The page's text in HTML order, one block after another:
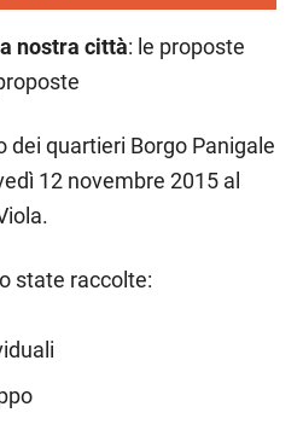
nostra città: le proposte
quartieri Borgo Panigale
12 novembre 2015 al
state raccolte: